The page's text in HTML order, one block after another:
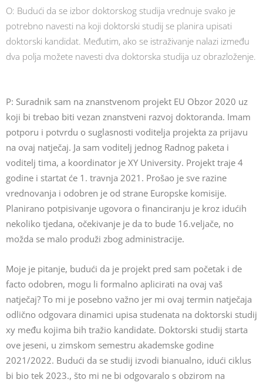
O: Budući da se izbor doktorskog studija vrednuje svako je
potrebno navesti na koji doktorski studij se planira upisati
doktorski kandidat. Međutim, ako se istraživanje nalazi između
dva polja možete navesti dva doktorska studija uz obrazloženje.
P: Suradnik sam na znanstvenom projekt EU Obzor 2020 uz
koji bi trebao biti vezan znanstveni razvoj doktoranda. Imam
potporu i potvrdu o suglasnosti voditelja projekta za prijavu
na ovaj natječaj. Ja sam voditelj jednog Radnog paketa i
voditelj tima, a koordinator je XY University. Projekt traje 4
godine i startat će 1. travnja 2021. Prošao je sve razine
vrednovanja i odobren je od strane Europske komisije.
Planirano potpisivanje ugovora o financiranju je kroz idućih
nekoliko tjedana, očekivanje je da to bude 16.veljače, no
možda se malo produži zbog administracije.
Moje je pitanje, budući da je projekt pred sam početak i de
facto odobren, mogu li formalno aplicirati na ovaj vaš
natječaj? To mi je posebno važno jer mi ovaj termin natječaja
odlično odgovara dinamici upisa studenata na doktorski studij
xy među kojima bih tražio kandidate. Doktorski studij starta
ove jeseni, u zimskom semestru akademske godine
2021/2022. Budući da se studij izvodi bianualno, idući ciklus
bi bio tek 2023., što mi ne bi odgovaralo s obzirom na